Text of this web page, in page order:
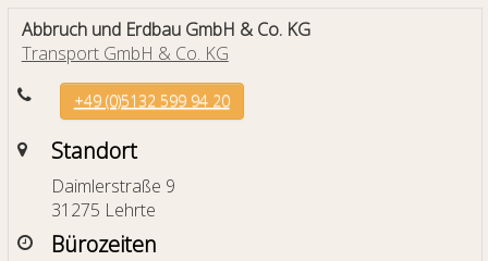
Abbruch und Erdbau GmbH & Co. KG
Transport GmbH & Co. KG
+49 (0)5132 599 94 20
Standort
Daimlerstraße 9
31275 Lehrte
Bürozeiten